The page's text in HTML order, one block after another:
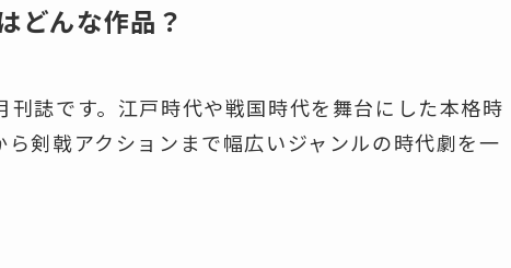
どんな作品？
誌です。江戸時代や戦国時代を舞台にした本格時
剣戟アクションまで幅広いジャンルの時代劇を一